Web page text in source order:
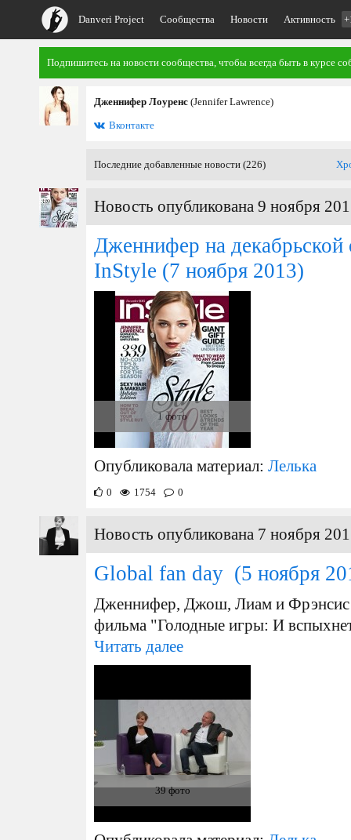
Danveri Project Сообщества Новости Активность
Подпишитесь на новости сообщества, чтобы всегда быть в курсе
Дженнифер Лоуренс (Jennifer Lawrence)
Вконтакте
Последние добавленные новости (226)
Новость опубликована 9 ноября
Дженнифер на
InStyle (7 ноября 2013)
1 фото
Опубликовала материал: Лелька
0 1754 0
Новость опубликована 7 ноября
Global fan day (5 ноября
Дженнифер, Джош, Лиам и Фрэнсис
фильма "Голодные игры: И
Читать далее
39 фото